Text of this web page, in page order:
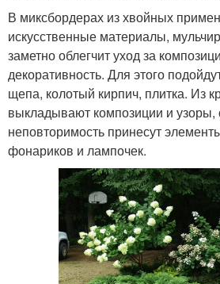
В миксбордерах из хвойных
искусственные материалы,
заметно облегчит уход за
декоративность. Для этого
щепа, колотый кирпич, плитка. Из
выкладывают композиции и узоры,
неповторимость принесут
фонариков и лампочек.